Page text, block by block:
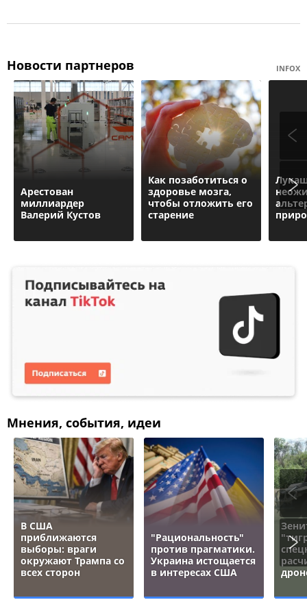
Новости партнеров INFOX
Арестован
миллиардер
Валерий Кустов
Как позаботиться о
здоровье мозга,
чтобы отложить его
старение
Мнения, события, идеи
В США
приближаются
выборы: враги
окружают Трампа со
всех сторон
"Рациональность"
против прагматики.
Украина истощается
в интересах США